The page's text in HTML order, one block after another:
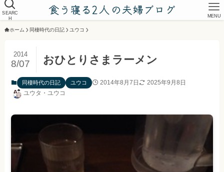
SEARC
H
MENU
ホーム 同棲時代の日記 ユウコ
おひとりさまラーメン
2014
8/07
同棲時代の日記 ユウコ 2014年8月7日
2025年9月8日
ユウタ・ユウコ